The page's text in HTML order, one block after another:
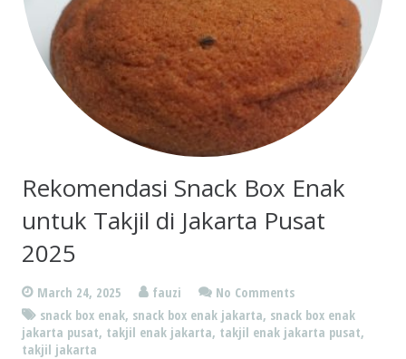
Rekomendasi Snack Box Enak
untuk Takjil di Jakarta Pusat
2025
March 24, 2025 fauzi
No Comments
snack box enak, snack box enak jakarta, snack box enak
jakarta pusat, takjil enak jakarta, takjil enak jakarta pusat,
takjil jakarta